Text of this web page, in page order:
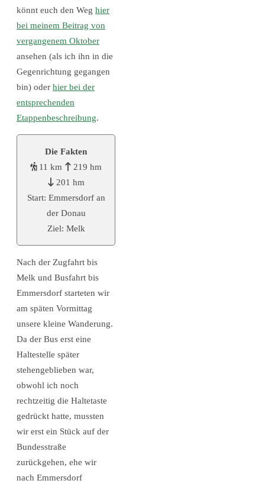
könnt euch den Weg hier
bei meinem Beitrag von
vergangenem Oktober
ansehen (als ich ihn in die
Gegenrichtung gegangen
bin) oder hier bei der
entsprechenden
Etappenbeschreibung.
Die Fakten
11 km
219 hm
201 hm
Start: Emmersdorf an
der Donau
Ziel: Melk
Nach der Zugfahrt bis
Melk und Busfahrt bis
Emmersdorf starteten wir
am späten Vormittag
unsere kleine Wanderung.
Da der Bus erst eine
Haltestelle später
stehengeblieben war,
obwohl ich noch
rechtzeitig die Haltetaste
gedrückt hatte, mussten
wir erst ein Stück auf der
Bundesstraße
zurückgehen, ehe wir
nach Emmersdorf